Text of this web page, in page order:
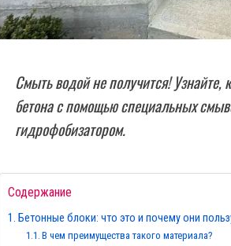
Смыть водой не получится!
бетона с помощью специальных
гидрофобизатором.
Содержание
Бетонные блоки: что это и почему они
В чем преимущества такого материала?